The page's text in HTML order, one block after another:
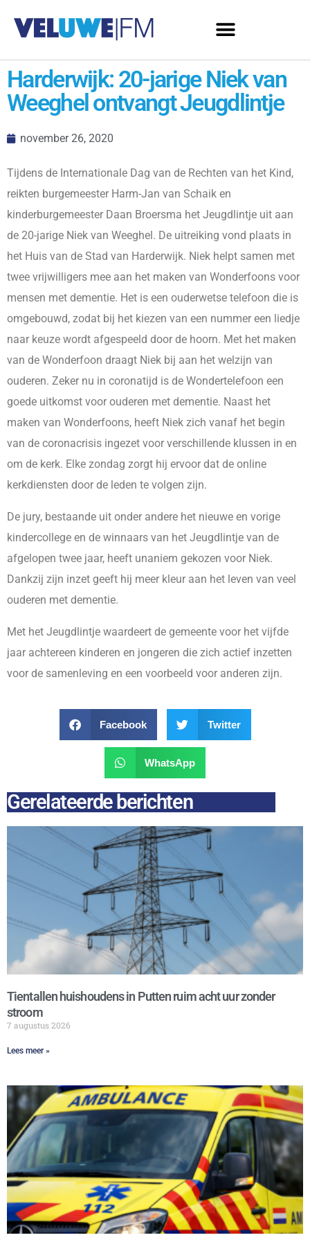
Harderwijk: 20-jarige Niek van
Weeghel ontvangt Jeugdlintje
november 26, 2020
Tijdens de Internationale Dag van de Rechten van het Kind,
reikten burgemeester Harm-Jan van Schaik en
kinderburgemeester Daan Broersma het Jeugdlintje uit aan
de 20-jarige Niek van Weeghel. De uitreiking vond plaats in
het Huis van de Stad van Harderwijk. Niek helpt samen met
twee vrijwilligers mee aan het maken van Wonderfoons voor
mensen met dementie. Het is een ouderwetse telefoon die is
omgebouwd, zodat bij het kiezen van een nummer een liedje
naar keuze wordt afgespeeld door de hoorn. Met het maken
van de Wonderfoon draagt Niek bij aan het welzijn van
ouderen. Zeker nu in coronatijd is de Wondertelefoon een
goede uitkomst voor ouderen met dementie. Naast het
maken van Wonderfoons, heeft Niek zich vanaf het begin
van de coronacrisis ingezet voor verschillende klussen in en
om de kerk. Elke zondag zorgt hij ervoor dat de online
kerkdiensten door de leden te volgen zijn.
De jury, bestaande uit onder andere het nieuwe en vorige
kindercollege en de winnaars van het Jeugdlintje van de
afgelopen twee jaar, heeft unaniem gekozen voor Niek.
Dankzij zijn inzet geeft hij meer kleur aan het leven van veel
ouderen met dementie.
Met het Jeugdlintje waardeert de gemeente voor het vijfde
jaar achtereen kinderen en jongeren die zich actief inzetten
voor de samenleving en een voorbeeld voor anderen zijn.
Facebook Twitter
WhatsApp
Gerelateerde berichten
Tientallen huishoudens in Putten ruim acht uur zonder
stroom
7 augustus 2026
Lees meer »